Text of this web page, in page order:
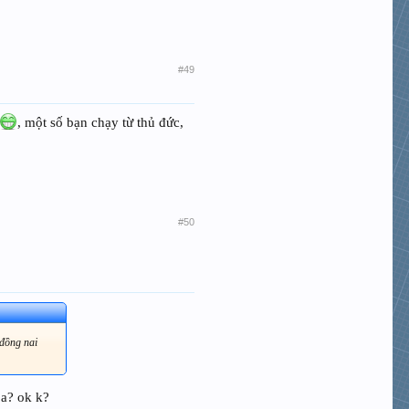
#49
, một số bạn chạy từ thủ đức,
#50
nai
ok k?